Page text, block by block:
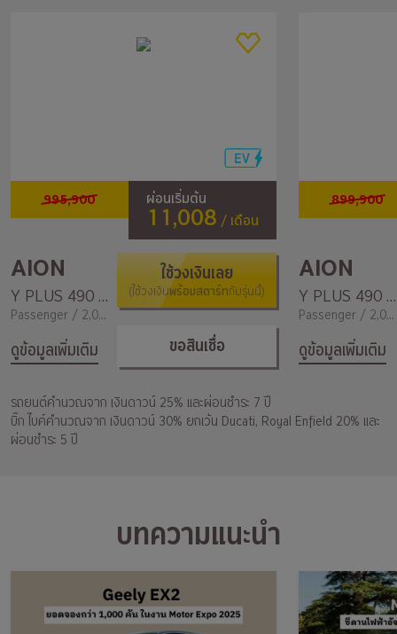
995,900 ผ่อนเริ่มต้น
11,008 / เดือน
AION
Y PLUS 490 Premium
Passenger / 2,000
ดูข้อมูลเพิ่มเติม
ใช้วงเงินเลย
(ใช้วงเงินพร้อมสตาร์ทกับรุ่นนี้)
ขอสินเชื่อ
899,900
AION
Y PLUS 490 Elite
Passenger / 2,000
ดูข้อมูลเพิ่มเติม
รถยนต์คำนวณจาก เงินดาวน์ 25% และผ่อนชำระ 7 ปี
บิ๊ก ไบค์คำนวณจาก เงินดาวน์ 30% ยกเว้น Ducati, Royal Enfield 20% และ
ผ่อนชำระ 5 ปี
บทความแนะนำ